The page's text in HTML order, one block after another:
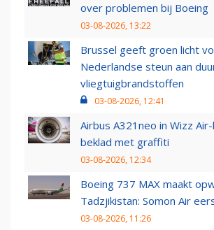
over problemen bij Boeing
03-08-2026, 13:22
Brussel geeft groen licht
Nederlandse steun aan
vliegtuigbrandstoffen
03-08-2026, 12:41
Airbus A321neo in Wizz
beklad met graffiti
03-08-2026, 12:34
Boeing 737 MAX maakt
Tadzjikistan: Somon Air
03-08-2026, 11:26